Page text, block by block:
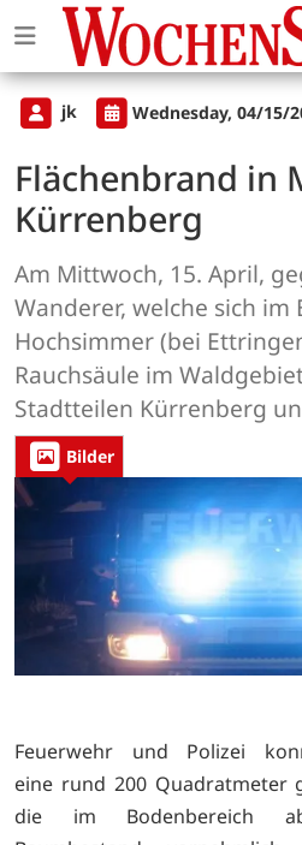
jk Wednesday, 04/15/
Flächenbrand in
Kürrenberg
Am Mittwoch, 15. April,
Wanderer, welche sich im
Hochsimmer (bei
Rauchsäule im
Stadtteilen Kürrenberg
Bilder
Feuerwehr und Polizei
eine rund 200 Quadratmeter
die im Bodenbereich